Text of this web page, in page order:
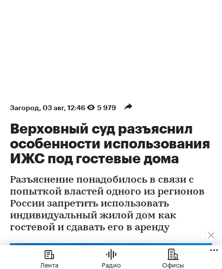
Загород⁠, 03 авг, 12:46 5 979
Верховный суд разъяснил
особенности использования
ИЖС под гостевые дома
Разъяснение понадобилось в связи с
попыткой властей одного из регионов
России запретить использовать
индивидуальный жилой дом как
гостевой и сдавать его в аренду
Лента Радио Офисы